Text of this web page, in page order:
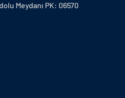
Meydanı PK: 06570